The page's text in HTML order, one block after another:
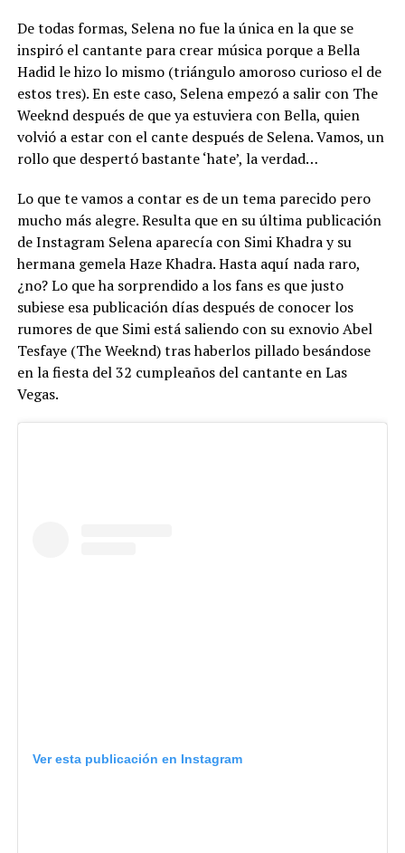
De todas formas, Selena no fue la única en la que se
inspiró el cantante para crear música porque a Bella
Hadid le hizo lo mismo (triángulo amoroso curioso el de
estos tres). En este caso, Selena empezó a salir con The
Weeknd después de que ya estuviera con Bella, quien
volvió a estar con el cante después de Selena. Vamos, un
rollo que despertó bastante ‘hate’, la verdad…
Lo que te vamos a contar es de un tema parecido pero
mucho más alegre. Resulta que en su última publicación
de Instagram Selena aparecía con Simi Khadra y su
hermana gemela Haze Khadra. Hasta aquí nada raro,
¿no? Lo que ha sorprendido a los fans es que justo
subiese esa publicación días después de conocer los
rumores de que Simi está saliendo con su exnovio Abel
Tesfaye (The Weeknd) tras haberlos pillado besándose
en la fiesta del 32 cumpleaños del cantante en Las
Vegas.
Ver esta publicación en Instagram